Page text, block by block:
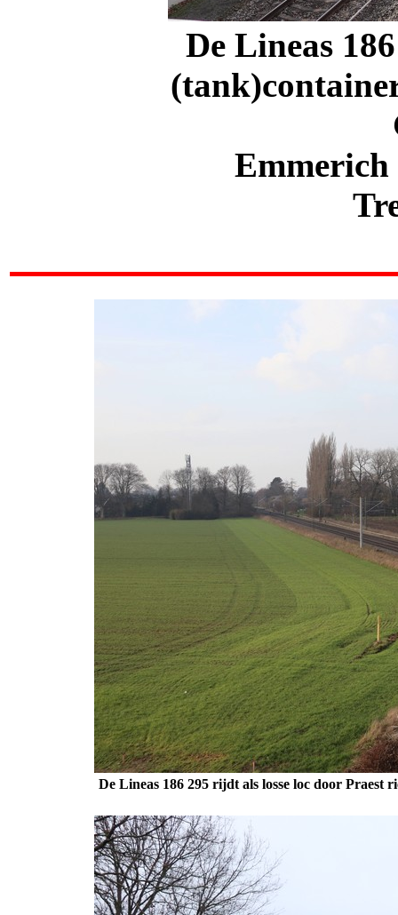
De Lineas
Emmerich
De Lineas 186 295 rijdt als losse loc door